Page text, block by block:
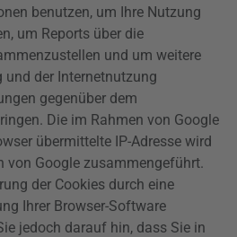
benutzen, um Ihre Nutzung
um Reports über die
und um weitere
der Internetnutzung
gegenüber dem
Die im Rahmen von Google
übermittelte IP-Adresse wird
von Google zusammengeführt.
der Cookies durch eine
Ihrer Browser-Software
jedoch darauf hin, dass Sie in